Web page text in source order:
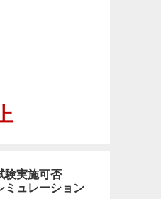
験実施可否
ミュレーション